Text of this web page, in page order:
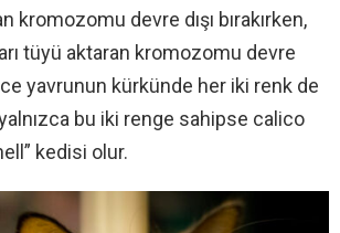
kromozomu devre dışı bırakırken,
tüyü aktaran kromozomu devre
yavrunun kürkünde her iki renk de
bu iki renge sahipse calico
kedisi olur.